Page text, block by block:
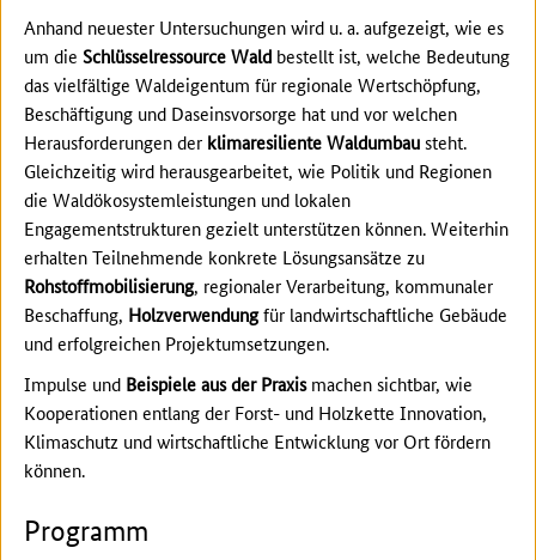
Anhand neuester Untersuchungen wird u. a. aufgezeigt, wie es
um die Schlüsselressource Wald bestellt ist, welche Bedeutung
das vielfältige Waldeigentum für regionale Wertschöpfung,
Beschäftigung und Daseinsvorsorge hat und vor welchen
Herausforderungen der klimaresiliente Waldumbausteht.
Gleichzeitig wird herausgearbeitet, wie Politik und Regionen
die Waldökosystemleistungen und lokalen
Engagementstrukturen gezielt unterstützen können. Weiterhin
erhalten Teilnehmende konkrete Lösungsansätze zu
Rohstoffmobilisierung, regionaler Verarbeitung, kommunaler
Beschaffung, Holzverwendungfür landwirtschaftliche Gebäude
und erfolgreichen Projektumsetzungen.
Impulse und Beispiele aus der Praxismachen sichtbar, wie
Kooperationen entlang der Forst- und Holzkette Innovation,
Klimaschutz und wirtschaftliche Entwicklung vor Ort fördern
können.
Programm